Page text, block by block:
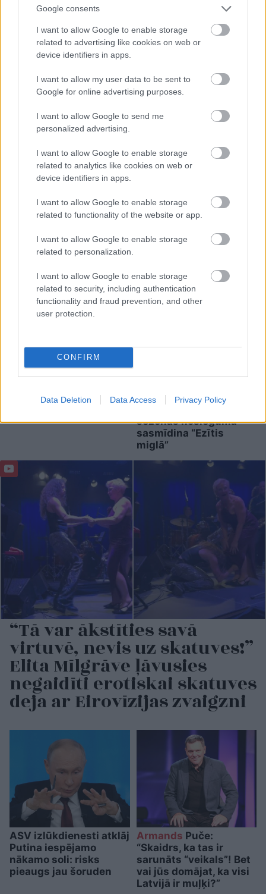
Google consents
I want to allow Google to enable storage
related to advertising like cookies on web or
device identifiers in apps.
I want to allow my user data to be sent to
Google for online advertising purposes.
I want to allow Google to send me
personalized advertising.
I want to allow Google to enable storage
related to analytics like cookies on web or
device identifiers in apps.
I want to allow Google to enable storage
related to functionality of the website or app.
I want to allow Google to enable storage
related to personalization.
I want to allow Google to enable storage
related to security, including authentication
functionality and fraud prevention, and other
user protection.
CONFIRM
Data Deletion Data Access Privacy Policy
“Spāņi aiz šausmām
mēmi!” Dombravas vēstule
sacēlusi vētru Latvijā, bet
ko par to domā spāņi?
IneseSupe: To skatu es
vairs nevēlos apmeklēt
“Es balsošu par glauno
patiesi asprātīgu
sezonas noslēgumā
sasmīdina “Ezītis
miglā”
“Tā var ākstīties savā
virtuvē, nevis uz skatuves!”
Elita Mīlgrāve ļāvusies
negaidīti erotiskai skatuves
deja ar Eirovīzijas zvaigzni
ASV izlūkdienesti atklāj
Putina iespējamo
nākamo soli: risks
pieaugs jau šoruden
Armands Puče:
“Skaidrs, ka tas ir
sarunāts “veikals”! Bet
vai jūs domājat, ka visi
Latvijā ir muļķi?”
Atcelt Ziņot